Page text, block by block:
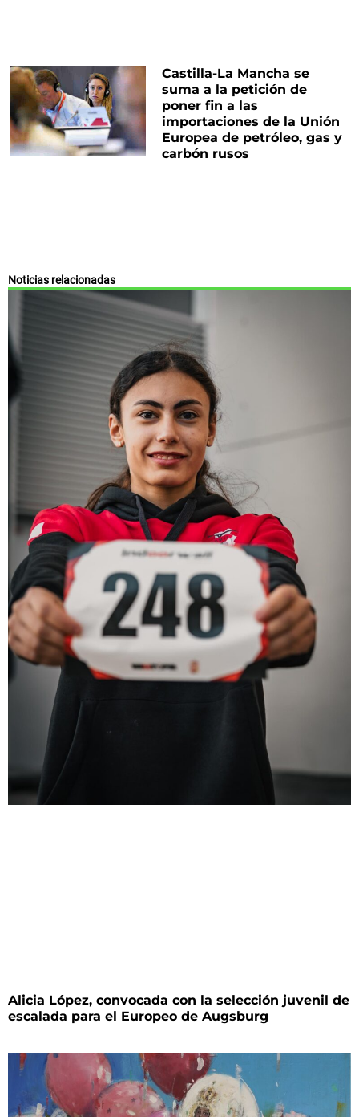
Castilla-La Mancha se
suma a la petición de
poner fin a las
importaciones de la Unión
Europea de petróleo, gas y
carbón rusos
Noticias relacionadas
Alicia López, convocada con la selección juvenil de
escalada para el Europeo de Augsburg